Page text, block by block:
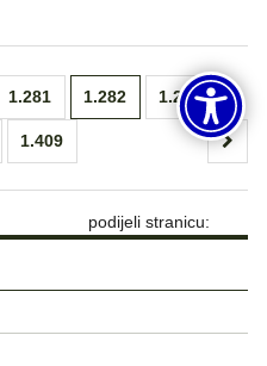
1.281 1.282 1.283
1.409
podijeli stranicu: